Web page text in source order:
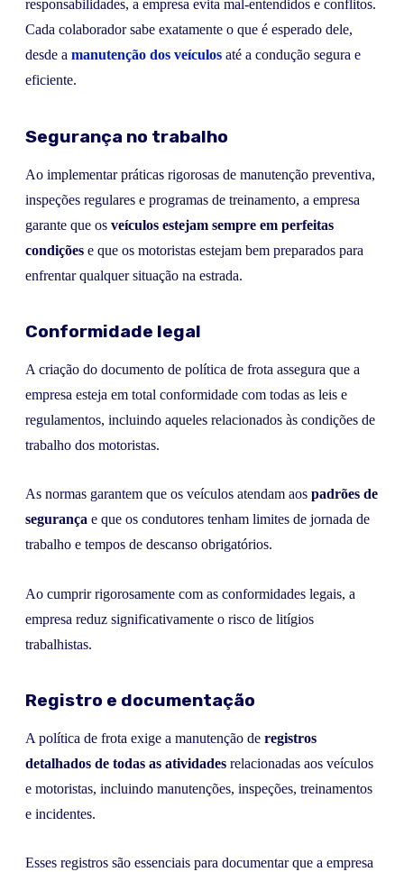
responsabilidades, a empresa evita mal-entendidos e conflitos.
Cada colaborador sabe exatamente o que é esperado dele,
desde a manutenção dos veículos até a condução segura e
eficiente.
Segurança no trabalho
Ao implementar práticas rigorosas de manutenção preventiva,
inspeções regulares e programas de treinamento, a empresa
garante que os veículos estejam sempre em perfeitas
condições e que os motoristas estejam bem preparados para
enfrentar qualquer situação na estrada.
Conformidade legal
A criação do documento de política de frota assegura que a
empresa esteja em total conformidade com todas as leis e
regulamentos, incluindo aqueles relacionados às condições de
trabalho dos motoristas.
As normas garantem que os veículos atendam aos padrões de
segurança e que os condutores tenham limites de jornada de
trabalho e tempos de descanso obrigatórios.
Ao cumprir rigorosamente com as conformidades legais, a
empresa reduz significativamente o risco de litígios
trabalhistas.
Registro e documentação
A política de frota exige a manutenção de registros
detalhados de todas as atividades relacionadas aos veículos
e motoristas, incluindo manutenções, inspeções, treinamentos
e incidentes.
Esses registros são essenciais para documentar que a empresa